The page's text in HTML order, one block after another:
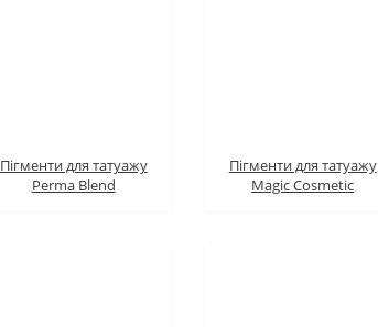
Пігменти для татуажу
Perma Blend
Пігменти для татуажу
Magic Cosmetic